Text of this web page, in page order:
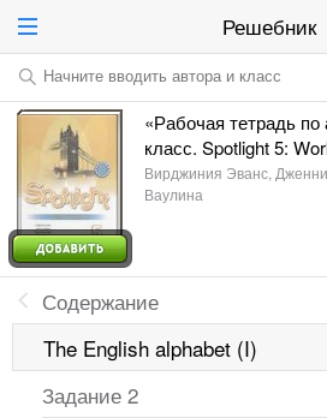
Решебник
Начните вводить автора и класс
«Рабочая тетрадь
класс. Spotlight 5:
Вирджиния Эванс,
Ваулина
Содержание
The English alphabet (I)
Задание 2